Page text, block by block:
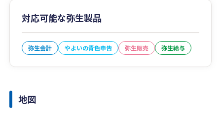
対応可能な弥生製品
弥生会計 やよいの青色申告 弥生販売 弥生給与
地図